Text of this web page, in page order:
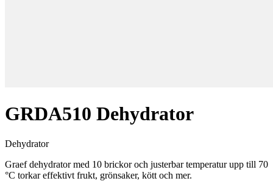
GRDA510 Dehydrator
Dehydrator
Graef dehydrator med 10 brickor och justerbar temperatur upp till 70
°C torkar effektivt frukt, grönsaker, kött och mer.